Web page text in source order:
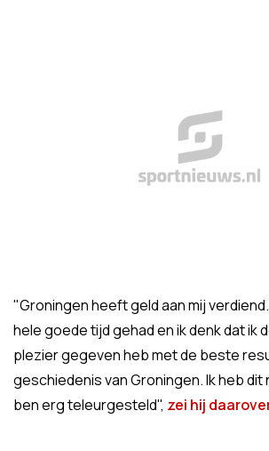
"Groningen heeft geld aan mij
hele goede tijd gehad en ik denk dat ik
plezier gegeven heb met de beste
geschiedenis van Groningen. Ik heb dit
ben erg teleurgesteld", zei hij